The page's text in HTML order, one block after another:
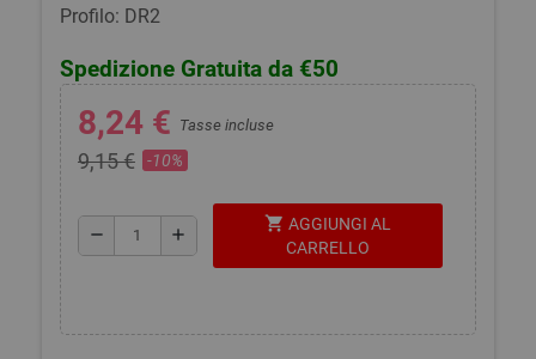
Profilo: DR2
Spedizione Gratuita da €50
8,24 € Tasse incluse
9,15 € -10%
remove add
shopping_cart AGGIUNGI AL
CARRELLO